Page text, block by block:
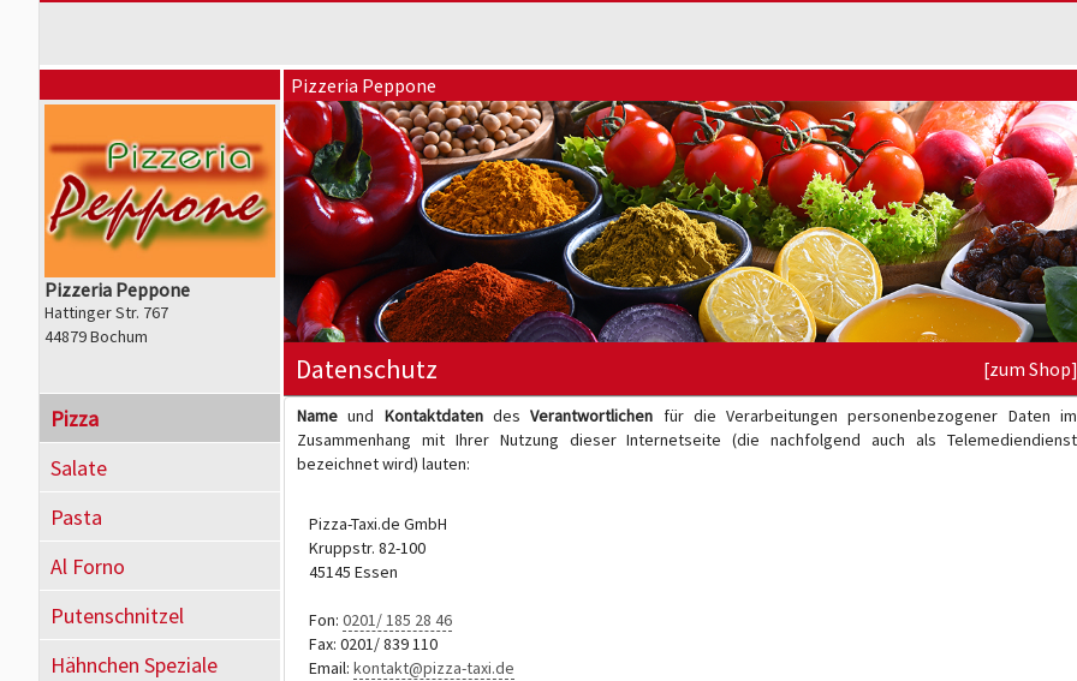
Pizzeria Peppone
Hattinger Str. 767
44879 Bochum
Pizza
Salate
Pasta
Al Forno
Putenschnitzel
Hähnchen Speziale
Pizzeria Peppone
Datenschutz [zum Shop]
Name und KontaktdatendesVerantwortlichen für die Verarbeitungen personenbezogener Daten im
Zusammenhang mit Ihrer Nutzung dieser Internetseite (die nachfolgend auch als Telemediendienst
bezeichnet wird) lauten:
Pizza-Taxi.de GmbH
Kruppstr. 82-100
45145 Essen
Fon: 0201/ 185 28 46
Fax: 0201/ 839 110
Email: kontakt@pizza-taxi.de